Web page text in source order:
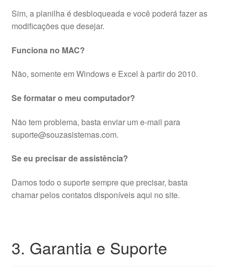
Sim, a planilha é desbloqueada e você poderá fazer as
modificações que desejar.
Funciona no MAC?
Não, somente em Windows e Excel à partir do 2010.
Se formatar o meu computador?
Não tem problema, basta enviar um e-mail para
suporte@souzasistemas.com.
Se eu precisar de assistência?
Damos todo o suporte sempre que precisar, basta
chamar pelos contatos disponíveis aqui no site.
3. Garantia e Suporte